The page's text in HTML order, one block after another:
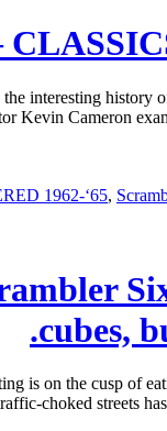
interesting history
Kevin Cameron
1962-‘65,
cubes,
is on the cusp of
choked streets has